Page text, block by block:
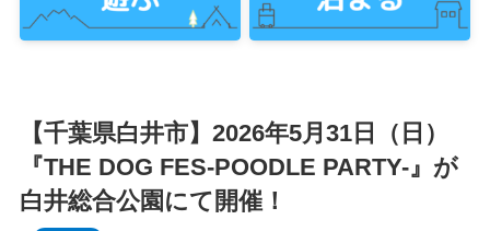
【千葉県白井市】2026年5月31日（日）
『THE DOG FES-POODLE PARTY-』が
白井総合公園にて開催！